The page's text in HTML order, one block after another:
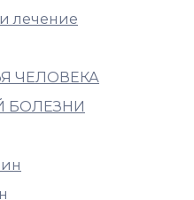
лечение
ЧЕЛОВЕКА
БОЛЕЗНИ